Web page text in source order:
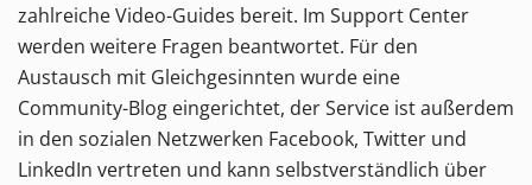
zahlreiche Video-Guides bereit. Im Support Center
werden weitere Fragen beantwortet. Für den
Austausch mit Gleichgesinnten wurde eine
Community-Blog eingerichtet, der Service ist außerdem
in den sozialen Netzwerken Facebook, Twitter und
LinkedIn vertreten und kann selbstverständlich über